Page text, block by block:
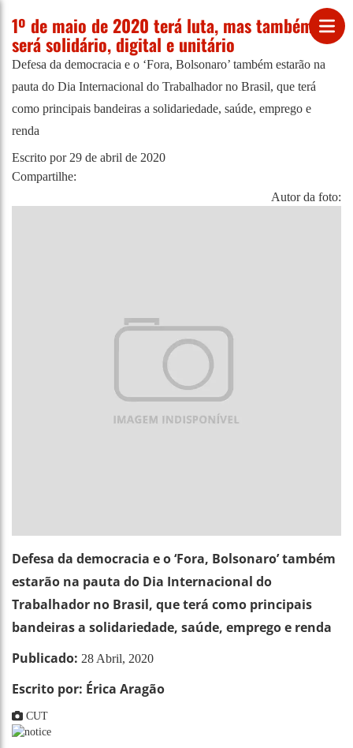
1º de maio de 2020 terá luta, mas também
será solidário, digital e unitário
Defesa da democracia e o ‘Fora, Bolsonaro’ também estarão na
pauta do Dia Internacional do Trabalhador no Brasil, que terá
como principais bandeiras a solidariedade, saúde, emprego e
renda
Escrito por 29 de abril de 2020
Compartilhe:
Autor da foto:
Defesa da democracia e o ‘Fora, Bolsonaro’ também
estarão na pauta do Dia Internacional do
Trabalhador no Brasil, que terá como principais
bandeiras a solidariedade, saúde, emprego e renda
Publicado: 28 Abril, 2020
Escrito por: Érica Aragão
CUT